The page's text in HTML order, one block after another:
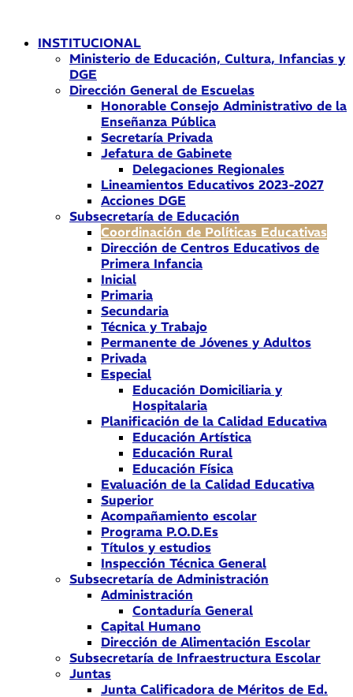
contenidoINSTITUCIONAL
Ministerio de Educación, Cultura, Infancias y
DGE
Dirección General de Escuelas
Honorable Consejo Administrativo de la
Enseñanza Pública
Secretaría Privada
Jefatura de Gabinete
Delegaciones Regionales
Lineamientos Educativos 2023-2027
Acciones DGE
Subsecretaría de Educación
Coordinación de Políticas Educativas
Dirección de Centros Educativos de
Primera Infancia
Inicial
Primaria
Secundaria
Técnica y Trabajo
Permanente de Jóvenes y Adultos
Privada
Especial
Educación Domiciliaria y
Hospitalaria
Planificación de la Calidad Educativa
Educación Artística
Educación Rural
Educación Física
Evaluación de la Calidad Educativa
Superior
Acompañamiento escolar
Programa P.O.D.Es
Títulos y estudios
Inspección Técnica General
Subsecretaría de Administración
Administración
Contaduría General
Capital Humano
Dirección de Alimentación Escolar
Subsecretaría de Infraestructura Escolar
Juntas
Junta Calificadora de Méritos de Ed.